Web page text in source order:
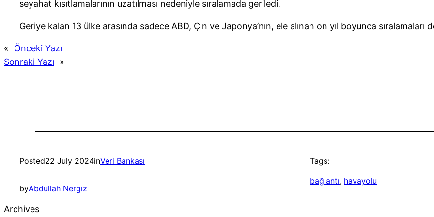
seyahat kısıtlamalarının uzatılması nedeniyle sıralamada geriledi.
Geriye kalan 13 ülke arasında sadece ABD, Çin ve Japonya’nın, ele alınan on yıl boyunca sıralamaları
«
Önceki Yazı
Sonraki Yazı
»
Posted22 July 2024inVeri Bankası
byAbdullah Nergiz
Tags:
bağlantı, havayolu
Archives